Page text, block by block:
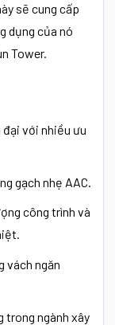
sẽ cung cấp
dụng của nó
Tower.
đại với nhiều ưu
gạch nhẹ AAC.
công trình và
vách ngăn
trong ngành xây